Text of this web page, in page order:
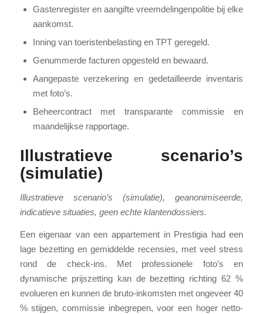
Gastenregister en aangifte vreemdelingenpolitie bij elke
aankomst.
Inning van toeristenbelasting en TPT geregeld.
Genummerde facturen opgesteld en bewaard.
Aangepaste verzekering en gedetailleerde inventaris
met foto’s.
Beheercontract met transparante commissie en
maandelijkse rapportage.
Illustratieve scenario’s
(simulatie)
Illustratieve scenario’s (simulatie), geanonimiseerde,
indicatieve situaties, geen echte klantendossiers.
Een eigenaar van een appartement in Prestigia had een
lage bezetting en gemiddelde recensies, met veel stress
rond de check-ins. Met professionele foto’s en
dynamische prijszetting kan de bezetting richting 62 %
evolueren en kunnen de bruto-inkomsten met ongeveer 40
% stijgen, commissie inbegrepen, voor een hoger netto-